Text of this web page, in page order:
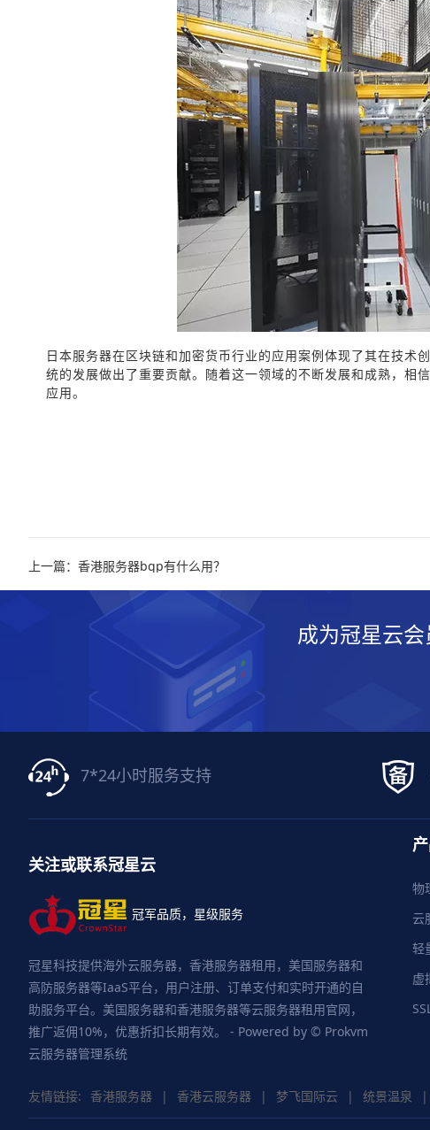
日本服务器在区块链和加密货币行业的应用案例体现了其在技术
统的发展做出了重要贡献。随着这一领域的不断发展和成熟，相
应用。
上一篇：香港服务器bgp有什么用？
成为冠星云
7*24小时服务支持
关注或联系冠星云
冠军品质，星级服务
冠星科技提供海外云服务器，香港服务器租用，美国服务器和
高防服务器等IaaS平台，用户注册、订单支付和实时开通的自
助服务平台。美国服务器和香港服务器等云服务器租用官网，
推广返佣10%，优惠折扣长期有效。 - Powered by © Prokvm
云服务器管理系统
物
云
轻
虚
友情链接: 香港服务器 | 香港云服务器 | 梦飞国际云 | 统景温泉 |